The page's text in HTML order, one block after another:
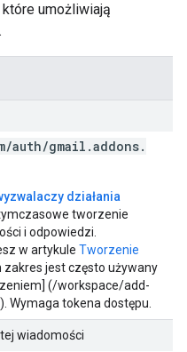
umożliwiają
/auth/gmail .addons.
działania
tworzenie
i odpowiedzi.
w artykule Tworzenie
zakres jest często używany
(/workspace/add-
tokena dostępu.
wiadomości